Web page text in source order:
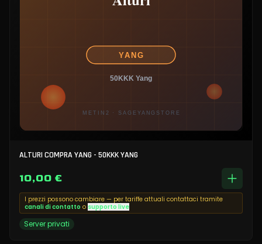
ALTURI COMPRA YANG - 50KKK YANG
10,00 €
I prezzi possono cambiare — per tariffe attuali contattaci tramite
canali di contatto o supporto live
Server privati